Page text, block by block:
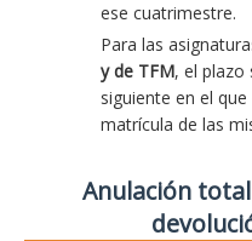
ese cuatrimestre.
Para las
y de TFM, el plazo
siguiente en el
matrícula de las
Anulación